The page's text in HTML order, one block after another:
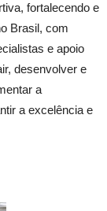
fortalecendo e
Brasil, com
e apoio
desenvolver e
a
a excelência e